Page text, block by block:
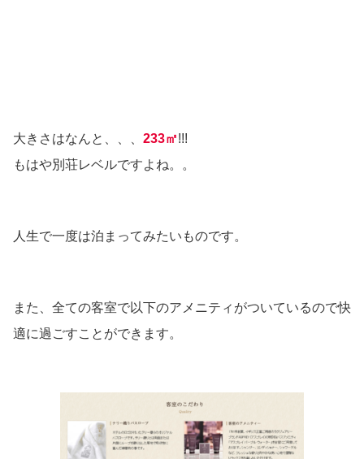
大きさはなんと、、、 233㎡!!!
もはや別荘レベルですよね。。
人生で一度は泊まってみたいものです。
また、全ての客室で以下のアメニティがついているので快
適に過ごすことができます。